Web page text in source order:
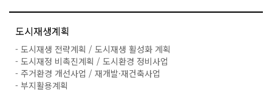
도시재생계획
- 도시재생 전략계획 / 도시재생 활성화 계획
- 도시재정 비촉진계획 / 도시환경 정비사업
- 주거환경 개선사업 / 재개발·재건축사업
- 부지활용계획